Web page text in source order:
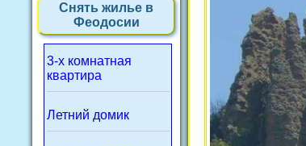
Снять жилье в
Феодосии
3-х комнатная
квартира
Летний домик